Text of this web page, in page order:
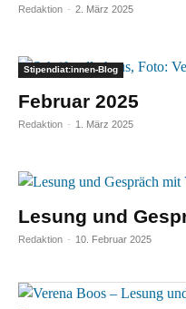
Redaktion - 2. März 2025
Stipendiat:innen-Blog
Februar 2025
Redaktion - 1. März 2025
Lesung und
Redaktion - 10. Februar 2025